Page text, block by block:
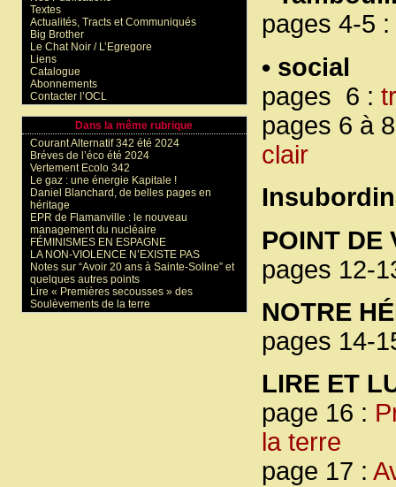
pages 4-5 :
• social
pages 6 :
pages 6 à
clair
POINT DE
pages 12-
NOTRE
pages 14-
LIRE ET
page 16 :
la terre
page 17 :
Textes
Actualités, Tracts et Communiqués
Big Brother
Le Chat Noir / L’Egregore
Liens
Catalogue
Abonnements
Contacter l’OCL
Dans la même rubrique
Courant Alternatif 342 été 2024
Bréves de l’éco été 2024
Vertement Ecolo 342
Le gaz : une énergie Kapitale !
Daniel Blanchard, de belles pages en
héritage
EPR de Flamanville : le nouveau
management du nucléaire
FÉMINISMES EN ESPAGNE
LA NON-VIOLENCE N’EXISTE PAS
Notes sur “Avoir 20 ans à Sainte-Soline” et
quelques autres points
Lire « Premières secousses » des
Soulèvements de la terre